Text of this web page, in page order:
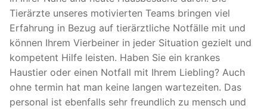
Tierärzte unseres motivierten Teams bringen viel
Erfahrung in Bezug auf tierärztliche Notfälle mit und
können Ihrem Vierbeiner in jeder Situation gezielt und
kompetent Hilfe leisten. Haben Sie ein krankes
Haustier oder einen Notfall mit Ihrem Liebling? Auch
ohne termin hat man keine langen wartezeiten. Das
personal ist ebenfalls sehr freundlich zu mensch und